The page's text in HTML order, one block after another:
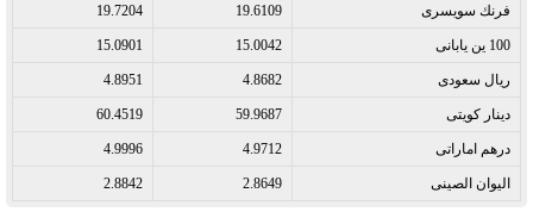
فرنك سويسرى​ 19.6109
19.7204
100 ين يابانى​ 15.0042
15.0901
ريال سعودى​ 4.8682
4.8951
دينار كويتى​ 59.9687
60.4519
درهم اماراتى​ 4.9712
4.9996
اليوان الصينى​ 2.8649
2.8842